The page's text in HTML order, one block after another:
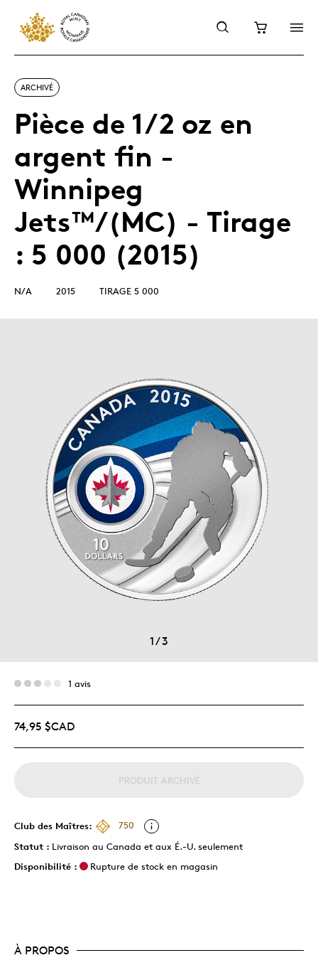
ARCHIVÉ
Pièce de 1/2 oz en
argent fin -
Winnipeg
Jets™/(MC) - Tirage
: 5 000 (2015)
N/A 2015 TIRAGE 5 000
1/3
1 avis
74,95 $CAD
PRODUIT ARCHIVÉ
Club des Maîtres:
750
Statut : Livraison au Canada et aux É.-U. seulement
Disponibilité :
Rupture de stock en magasin
À PROPOS